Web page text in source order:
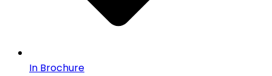
In Brochure